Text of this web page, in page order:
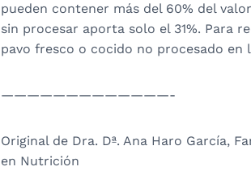
pueden contener más del 60% del
sin procesar aporta solo el 31%. Para
pavo fresco o cocido no procesado en
—————————————-
Original de Dra. Dª. Ana Haro García,
en Nutrición